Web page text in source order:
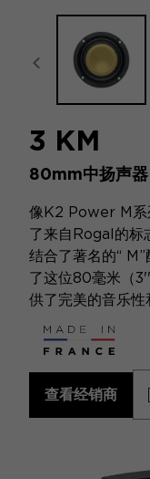
focal-naim-
3 KM
80mm中扬声器
像K2 Power M系
了来自Rogal的
结合了著名的“
了这位80毫米（
供了完美的音乐性
查看经销商